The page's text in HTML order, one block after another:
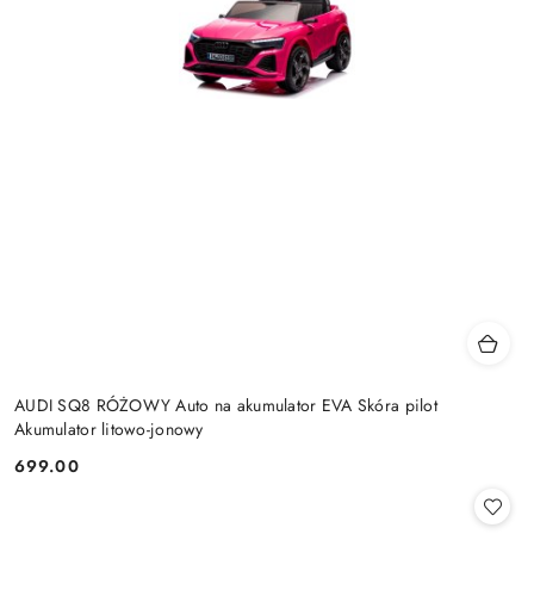
AUDI SQ8 RÓŻOWY Auto na akumulator EVA Skóra pilot
Akumulator litowo-jonowy
Cena:
699.00